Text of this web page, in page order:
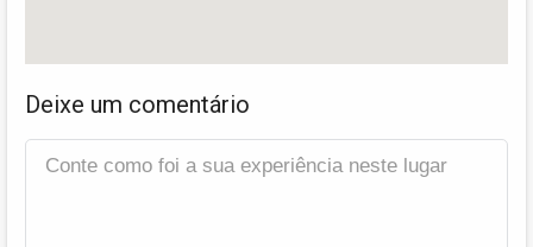
Deixe um comentário